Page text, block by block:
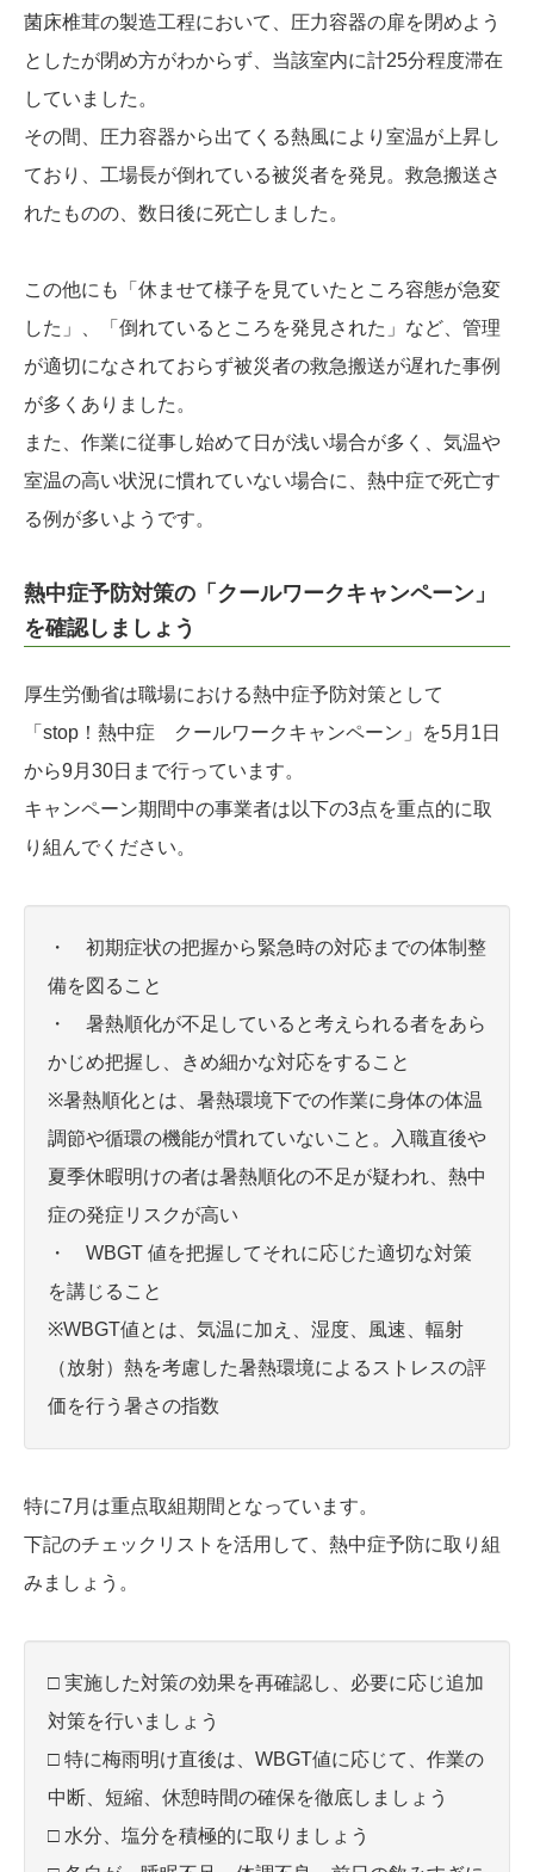
菌床椎茸の製造工程において、圧力容器の扉を閉めよう
としたが閉め方がわからず、当該室内に計25分程度滞在
していました。
その間、圧力容器から出てくる熱風により室温が上昇し
ており、工場長が倒れている被災者を発見。救急搬送さ
れたものの、数日後に死亡しました。
この他にも「休ませて様子を見ていたところ容態が急変
した」、「倒れているところを発見された」など、管理
が適切になされておらず被災者の救急搬送が遅れた事例
が多くありました。
また、作業に従事し始めて日が浅い場合が多く、気温や
室温の高い状況に慣れていない場合に、熱中症で死亡す
る例が多いようです。
熱中症予防対策の「クールワークキャンペーン」
を確認しましょう
厚生労働省は職場における熱中症予防対策として
「stop！熱中症 クールワークキャンペーン」を5月1日
から9月30日まで行っています。
キャンペーン期間中の事業者は以下の3点を重点的に取
り組んでください。
・ 初期症状の把握から緊急時の対応までの体制整
備を図ること
・ 暑熱順化が不足していると考えられる者をあら
かじめ把握し、きめ細かな対応をすること
※暑熱順化とは、暑熱環境下での作業に身体の体温
調節や循環の機能が慣れていないこと。入職直後や
夏季休暇明けの者は暑熱順化の不足が疑われ、熱中
症の発症リスクが高い
・ WBGT 値を把握してそれに応じた適切な対策
を講じること
※WBGT値とは、気温に加え、湿度、風速、輻射
（放射）熱を考慮した暑熱環境によるストレスの評
価を行う暑さの指数
特に7月は重点取組期間となっています。
下記のチェックリストを活用して、熱中症予防に取り組
みましょう。
□ 実施した対策の効果を再確認し、必要に応じ追加
対策を行いましょう
□ 特に梅雨明け直後は、WBGT値に応じて、作業の
中断、短縮、休憩時間の確保を徹底しましょう
□ 水分、塩分を積極的に取りましょう